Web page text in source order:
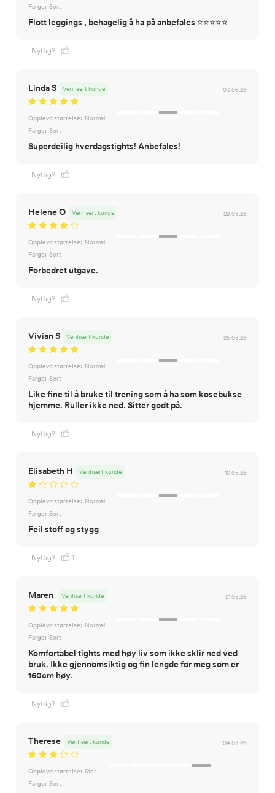
Farge: Sort
Flott leggings , behagelig å ha på anbefales ⭐️⭐️⭐️⭐️⭐️
Nyttig?
Linda S 03.06.26
Verifisert kunde
Opplevd størrelse: Normal
Farge: Sort
Superdeilig hverdagstights! Anbefales!
Nyttig?
Helene O 29.05.26
Verifisert kunde
Opplevd størrelse: Normal
Farge: Sort
Forbedret utgave.
Nyttig?
Vivian S 25.05.26
Verifisert kunde
Opplevd størrelse: Normal
Farge: Sort
Like fine til å bruke til trening som å ha som kosebukse
hjemme. Ruller ikke ned. Sitter godt på.
Nyttig?
Elisabeth H 10.05.26
Verifisert kunde
Opplevd størrelse: Normal
Farge: Sort
Feil stoff og stygg
Nyttig? 1
Maren 21.05.26
Verifisert kunde
Opplevd størrelse: Normal
Farge: Sort
Komfortabel tights med høy liv som ikke sklir ned ved
bruk. Ikke gjennomsiktig og fin lengde for meg som er
160cm høy.
Nyttig?
Therese 04.05.26
Verifisert kunde
Opplevd størrelse: Stor
Farge: Sort